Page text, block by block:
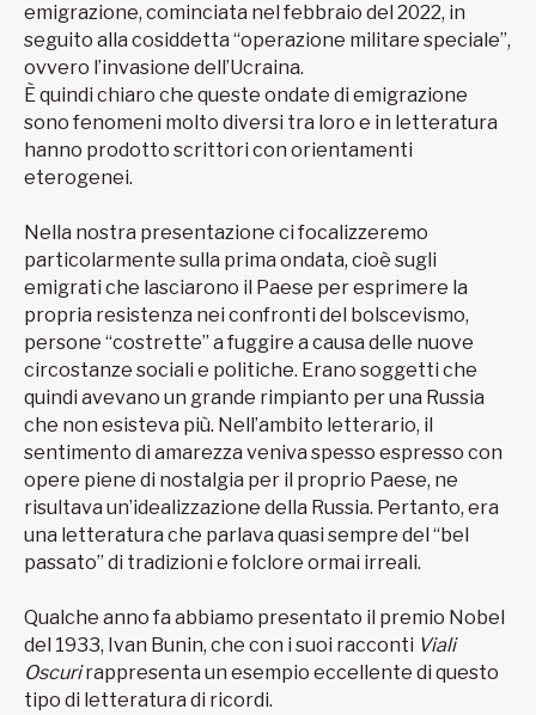
emigrazione, cominciata nel febbraio del 2022, in
seguito alla cosiddetta “operazione militare speciale”,
ovvero l’invasione dell’Ucraina.
È quindi chiaro che queste ondate di emigrazione
sono fenomeni molto diversi tra loro e in letteratura
hanno prodotto scrittori con orientamenti
eterogenei.
Nella nostra presentazione ci focalizzeremo
particolarmente sulla prima ondata, cioè sugli
emigrati che lasciarono il Paese per esprimere la
propria resistenza nei confronti del bolscevismo,
persone “costrette” a fuggire a causa delle nuove
circostanze sociali e politiche. Erano soggetti che
quindi avevano un grande rimpianto per una Russia
che non esisteva più. Nell’ambito letterario, il
sentimento di amarezza veniva spesso espresso con
opere piene di nostalgia per il proprio Paese, ne
risultava un’idealizzazione della Russia. Pertanto, era
una letteratura che parlava quasi sempre del “bel
passato” di tradizioni e folclore ormai irreali.
Qualche anno fa abbiamo presentato il premio Nobel
del 1933, Ivan Bunin, che con i suoi racconti Viali
Oscurirappresenta un esempio eccellente di questo
tipo di letteratura di ricordi.